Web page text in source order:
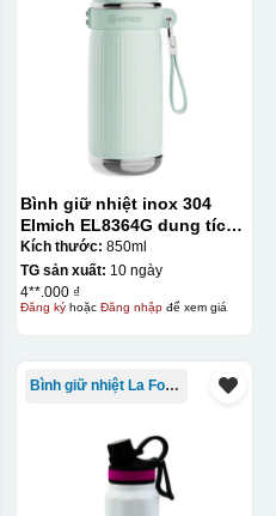
Bình giữ nhiệt inox 304
Elmich EL8364G dung tích
850ml
Kích thước: 850ml
TG sản xuất: 10 ngày
4**.000 ₫
Đăng kýhoặc Đăng nhậpđể xem giá
Bình giữ nhiệt La Fonte